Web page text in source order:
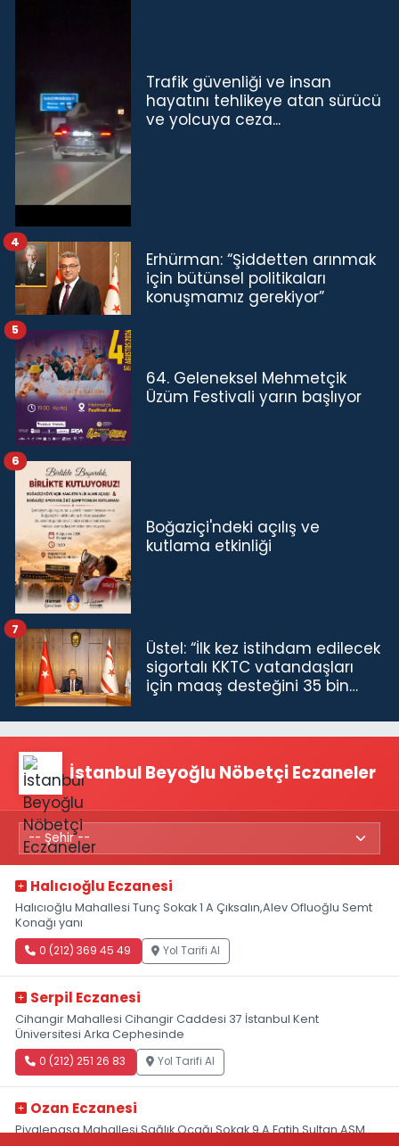
Trafik güvenliği ve insan
hayatını tehlikeye atan sürücü
ve yolcuya ceza...
Erhürman: “Şiddetten arınmak
için bütünsel politikaları
konuşmamız gerekiyor”
4
64. Geleneksel Mehmetçik
Üzüm Festivali yarın başlıyor
5
Boğaziçi'ndeki açılış ve
kutlama etkinliği
6
Üstel: “İlk kez istihdam edilecek
sigortalı KKTC vatandaşları
için maaş desteğini 35 bin
7
İstanbul Beyoğlu Nöbetçi Eczaneler
Halıcıoğlu Eczanesi
Halıcıoğlu Mahallesi Tunç Sokak 1 A Çıksalın,Alev Ofluoğlu Semt
Konağı yanı
0 (212) 369 45 49 Yol Tarifi Al
Serpil Eczanesi
Cihangir Mahallesi Cihangir Caddesi 37 İstanbul Kent
Üniversitesi Arka Cephesinde
0 (212) 251 26 83 Yol Tarifi Al
Ozan Eczanesi
Piyalepaşa Mahallesi Sağlık Ocağı Sokak 9 A Fatih Sultan ASM